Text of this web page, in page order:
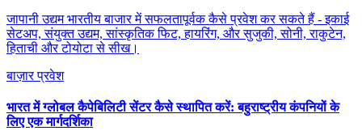
जापानी उद्यम भारतीय बाजार में सफलतापूर्वक कैसे प्रवेश कर सकते हैं - इकाई
सेटअप, संयुक्त उद्यम, सांस्कृतिक फिट, हायरिंग, और सुजुकी, सोनी, राकुटेन,
हिताची और टोयोटा से सीख।
बाज़ार प्रवेश
भारत में ग्लोबल कैपेबिलिटी सेंटर कैसे स्थापित करें: बहुराष्ट्रीय कंपनियों के
लिए एक मार्गदर्शिका